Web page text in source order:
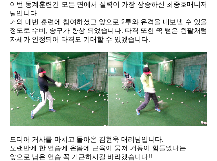
이번 동계훈련간 모든 면에서 실력이 가장 상승하신 최중호매니저
님입니다.
거의 매번 훈련에 참여하셨고 앞으로 2루와 유격을 내보낼 수 있을
정도로 수비, 송구가 향상 되었습니다. 타격 또한 쭉 뻗은 왼팔처럼
자세가 안정되어 타격도 기대할 수 있겠습니다.
드디어 거사를 마치고 돌아온 김현욱 대리님입니다.
오랜만에 한 연습에 온몸에 근육이 뭉쳐 거동이 힘들었다는…
앞으로 남은 연습 꼭 개근하시길 바라겠습니다!!